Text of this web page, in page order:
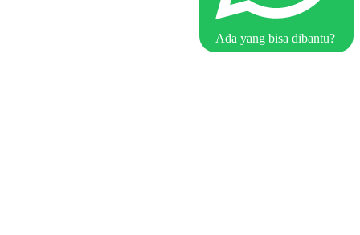
Ada yang bisa dibantu?